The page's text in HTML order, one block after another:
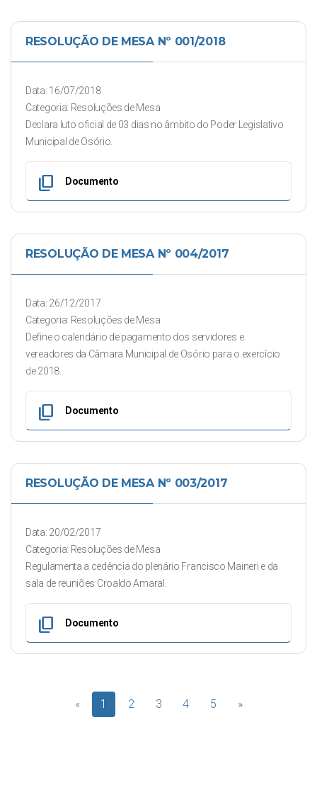
RESOLUÇÃO DE MESA Nº 001/2018
Data: 16/07/2018
Categoria: Resoluções de Mesa
Declara luto oficial de 03 dias no âmbito do Poder Legislativo
Municipal de Osório.
content_copy Documento
RESOLUÇÃO DE MESA Nº 004/2017
Data: 26/12/2017
Categoria: Resoluções de Mesa
Define o calendário de pagamento dos servidores e
vereadores da Câmara Municipal de Osório para o exercício
de 2018.
content_copy Documento
RESOLUÇÃO DE MESA Nº 003/2017
Data: 20/02/2017
Categoria: Resoluções de Mesa
Regulamenta a cedência do plenário Francisco Maineri e da
sala de reuniões Croaldo Amaral.
content_copy Documento
« 1 2 3 4 5 »